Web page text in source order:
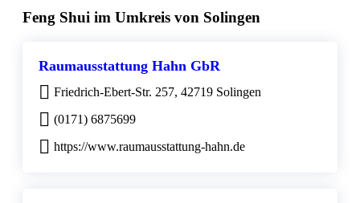
Feng Shui im Umkreis von Solingen
Raumausstattung Hahn GbR
Friedrich-Ebert-Str. 257, 42719 Solingen
(0171) 6875699
https://www.raumausstattung-hahn.de